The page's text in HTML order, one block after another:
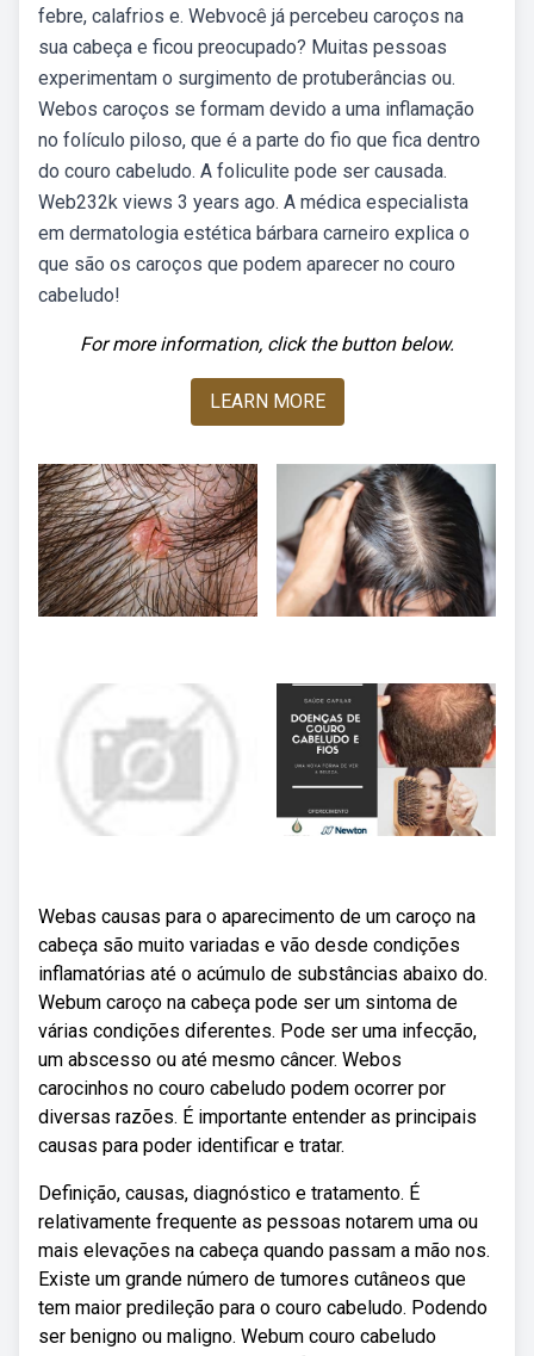
febre, calafrios e. Webvocê já percebeu caroços na
sua cabeça e ficou preocupado? Muitas pessoas
experimentam o surgimento de protuberâncias ou.
Webos caroços se formam devido a uma inflamação
no folículo piloso, que é a parte do fio que fica dentro
do couro cabeludo. A foliculite pode ser causada.
Web232k views 3 years ago. A médica especialista
em dermatologia estética bárbara carneiro explica o
que são os caroços que podem aparecer no couro
cabeludo!
For more information, click the button below.
LEARN MORE
Webas causas para o aparecimento de um caroço na
cabeça são muito variadas e vão desde condições
inflamatórias até o acúmulo de substâncias abaixo do.
Webum caroço na cabeça pode ser um sintoma de
várias condições diferentes. Pode ser uma infecção,
um abscesso ou até mesmo câncer. Webos
carocinhos no couro cabeludo podem ocorrer por
diversas razões. É importante entender as principais
causas para poder identificar e tratar.
Definição, causas, diagnóstico e tratamento. É
relativamente frequente as pessoas notarem uma ou
mais elevações na cabeça quando passam a mão nos.
Existe um grande número de tumores cutâneos que
tem maior predileção para o couro cabeludo. Podendo
ser benigno ou maligno. Webum couro cabeludo